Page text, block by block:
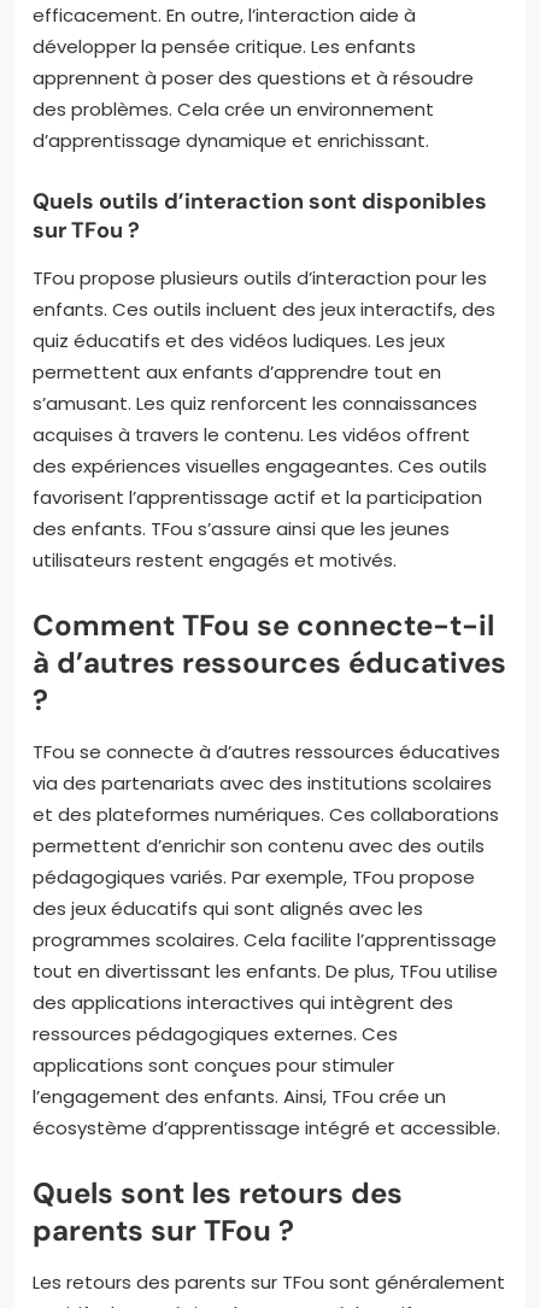
efficacement. En outre, l’interaction aide à
développer la pensée critique. Les enfants
apprennent à poser des questions et à résoudre
des problèmes. Cela crée un environnement
d’apprentissage dynamique et enrichissant.
Quels outils d’interaction sont disponibles
sur TFou ?
TFou propose plusieurs outils d’interaction pour les
enfants. Ces outils incluent des jeux interactifs, des
quiz éducatifs et des vidéos ludiques. Les jeux
permettent aux enfants d’apprendre tout en
s’amusant. Les quiz renforcent les connaissances
acquises à travers le contenu. Les vidéos offrent
des expériences visuelles engageantes. Ces outils
favorisent l’apprentissage actif et la participation
des enfants. TFou s’assure ainsi que les jeunes
utilisateurs restent engagés et motivés.
Comment TFou se connecte-t-il
à d’autres ressources éducatives
?
TFou se connecte à d’autres ressources éducatives
via des partenariats avec des institutions scolaires
et des plateformes numériques. Ces collaborations
permettent d’enrichir son contenu avec des outils
pédagogiques variés. Par exemple, TFou propose
des jeux éducatifs qui sont alignés avec les
programmes scolaires. Cela facilite l’apprentissage
tout en divertissant les enfants. De plus, TFou utilise
des applications interactives qui intègrent des
ressources pédagogiques externes. Ces
applications sont conçues pour stimuler
l’engagement des enfants. Ainsi, TFou crée un
écosystème d’apprentissage intégré et accessible.
Quels sont les retours des
parents sur TFou ?
Les retours des parents sur TFou sont généralement